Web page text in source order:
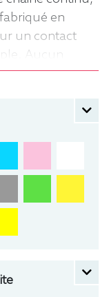
en
un contact
Aucun
enfants. .
longue,